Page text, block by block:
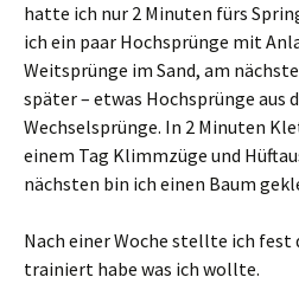
hatte ich nur 2 Minuten fürs
ich ein paar Hochsprünge mit
Weitsprünge im Sand, am
später – etwas Hochsprünge aus
Wechselsprünge. In 2 Minuten
einem Tag Klimmzüge und
nächsten bin ich einen Baum
Nach einer Woche stellte ich fest
trainiert habe was ich wollte.